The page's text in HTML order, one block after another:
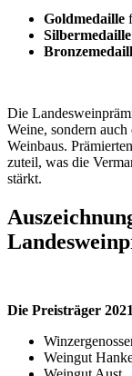
Goldmedaille
Silbermedaille
Die
Weine, sondern auch
Weinbaus.
zuteil, was die
stärkt.
Die Preisträger
Weingut